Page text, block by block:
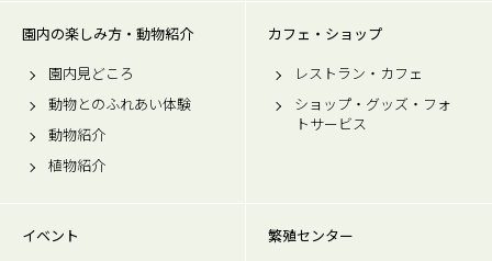
園内の楽しみ方・動物紹介
園内見どころ
動物とのふれあい体験
動物紹介
植物紹介
カフェ・ショップ
レストラン・カフェ
ショップ・グッズ・フォ
トサービス
イベント
繁殖センター